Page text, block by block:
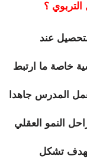
؟
عند
خاصة ما ارتبط
المدرس جاهدا
النمو العقلي
تشكل